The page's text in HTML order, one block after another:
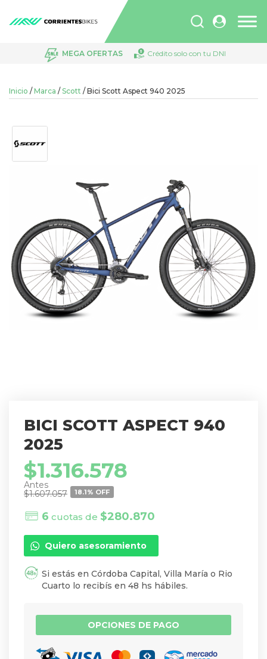
Búsqueda
de
MEGA OFERTAS Crédito solo con tu DNI
Inicio / Marca / Scott / Bici Scott Aspect 940 2025
BICI SCOTT ASPECT 940
2025
$1.607.057
$1.316.578
18.1% OFF
6 cuotas de $280.870
OPCIONES DE PAGO
Quiero asesoramiento
Si estás en Córdoba Capital, Villa María o Rio
Cuarto lo recibís en 48 hs hábiles.